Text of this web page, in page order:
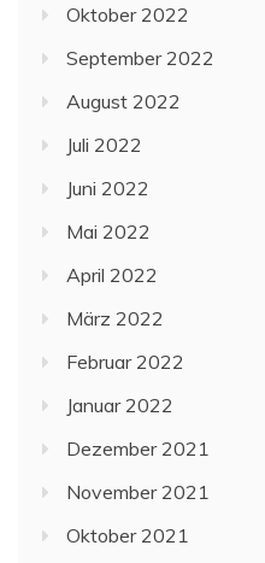
Oktober 2022
September 2022
August 2022
Juli 2022
Juni 2022
Mai 2022
April 2022
März 2022
Februar 2022
Januar 2022
Dezember 2021
November 2021
Oktober 2021